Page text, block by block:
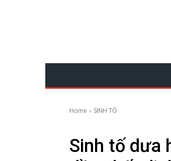
Home SINH TỐ
Sinh tố dưa